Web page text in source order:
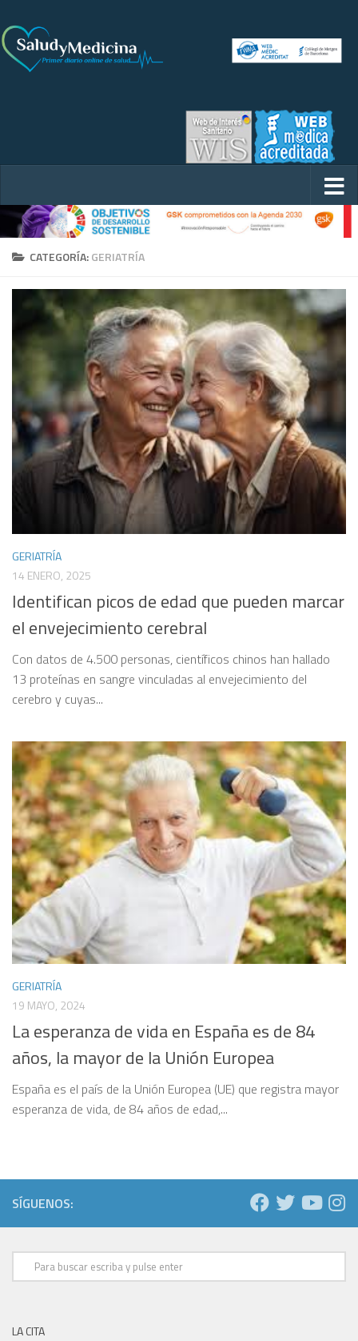
CATEGORÍA:GERIATRÍA
GERIATRÍA
14 ENERO, 2025
Identifican picos de edad que pueden marcar
el envejecimiento cerebral
Con datos de 4.500 personas, científicos chinos han hallado
13 proteínas en sangre vinculadas al envejecimiento del
cerebro y cuyas...
GERIATRÍA
19 MAYO, 2024
La esperanza de vida en España es de 84
años, la mayor de la Unión Europea
España es el país de la Unión Europea (UE) que registra mayor
esperanza de vida, de 84 años de edad,...
SÍGUENOS:
LA CITA